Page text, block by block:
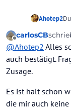
Ahotep2
Offline
carlosCB
@Ahotep2 Alles
auch bestätigt.
Zusage.
Es ist halt schon
die mir auch